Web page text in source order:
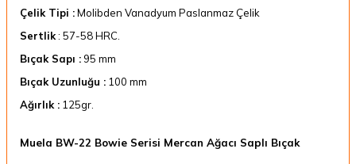
Çelik Tipi :Molibden Vanadyum Paslanmaz Çelik
Sertlik: 57-58 HRC.
Bıçak Sapı : 95 mm
Bıçak Uzunluğu : 100 mm
Ağırlık : 125gr.
Muela BW-22 Bowie Serisi Mercan Ağacı Saplı Bıçak